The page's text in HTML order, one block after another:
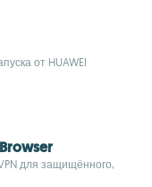
от HUAWEI
для защищённого,